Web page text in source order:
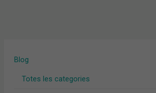
Blog
Totes les categories